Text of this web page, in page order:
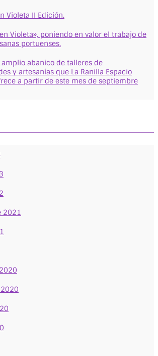
Violeta II Edición.
Violeta», poniendo en valor el trabajo de
portuenses.
amplio abanico de talleres de
y artesanías que La Ranilla Espacio
a partir de este mes de septiembre
2021